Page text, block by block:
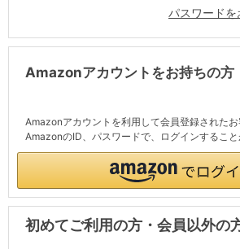
パスワードを
Amazonアカウントをお持ちの方
Amazonアカウントを利用して会員登録されたお
AmazonのID、パスワードで、ログインすること
初めてご利用の方・会員以外の